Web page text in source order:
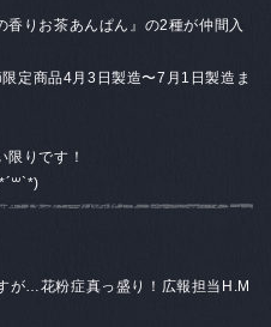
りお茶あんぱん』の2種が仲間入
定商品4月3日製造〜7月1日製造ま
限りです！
が…花粉症真っ盛り！広報担当H.M